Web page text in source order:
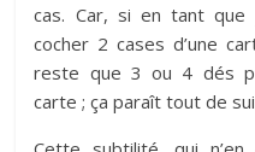
cas. Car, si en tant
cocher 2 cases d’une
reste que 3 ou 4 dés
carte ; ça paraît tout de